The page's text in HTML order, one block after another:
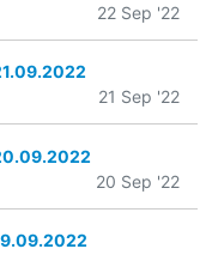
22 Sep '22
21 Sep '22
20 Sep '22